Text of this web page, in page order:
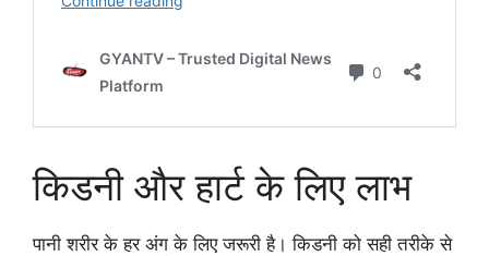
किडनी और हार्ट के लिए लाभ
पानी शरीर के हर अंग के लिए जरूरी है। किडनी को सही तरीके से